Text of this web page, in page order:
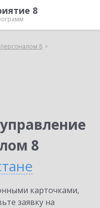
8
8
8
карточками,
заявку на